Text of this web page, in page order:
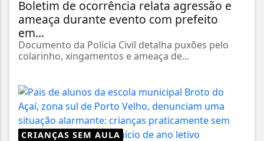
Boletim de ocorrência relata agressão e
ameaça durante evento com prefeito
em...
Documento da Polícia Civil detalha puxões pelo
colarinho, xingamentos e ameaça de...
CRIANÇAS SEM AULA